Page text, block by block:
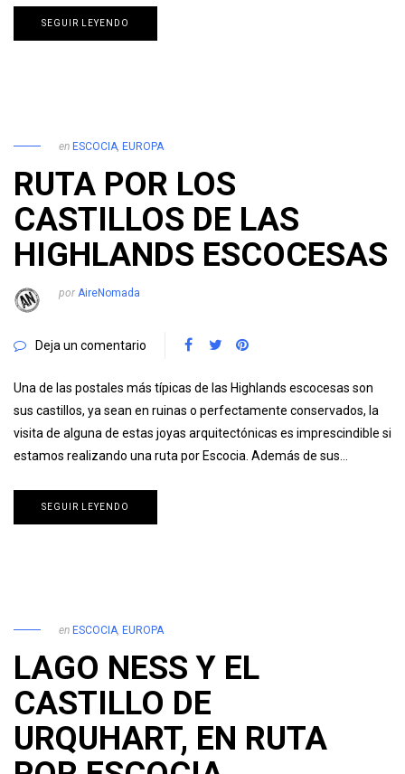
SEGUIR LEYENDO
en ESCOCIA, EUROPA
RUTA POR LOS
CASTILLOS DE LAS
HIGHLANDS ESCOCESAS
por AireNomada
Deja un comentario
Una de las postales más típicas de las Highlands escocesas son
sus castillos, ya sean en ruinas o perfectamente conservados, la
visita de alguna de estas joyas arquitectónicas es imprescindible si
estamos realizando una ruta por Escocia. Además de sus…
SEGUIR LEYENDO
en ESCOCIA, EUROPA
LAGO NESS Y EL
CASTILLO DE
URQUHART, EN RUTA